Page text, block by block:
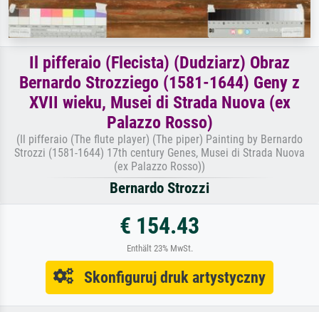
Il pifferaio (Flecista) (Dudziarz) Obraz
Bernardo Strozziego (1581-1644) Geny z
XVII wieku, Musei di Strada Nuova (ex
Palazzo Rosso)
(Il pifferaio (The flute player) (The piper) Painting by Bernardo
Strozzi (1581-1644) 17th century Genes, Musei di Strada Nuova
(ex Palazzo Rosso))
Bernardo Strozzi
€ 154.43
Enthält 23% MwSt.
Skonfiguruj druk artystyczny